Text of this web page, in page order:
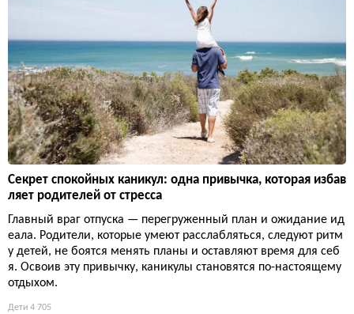
Секрет спокойных каникул: одна привычка, которая избав
ляет родителей от стресса
Главный враг отпуска — перегруженный план и ожидание ид
еала. Родители, которые умеют расслабляться, следуют ритм
у детей, не боятся менять планы и оставляют время для себ
я. Освоив эту привычку, каникулы становятся по-настоящему
отдыхом.
Дети 4 705